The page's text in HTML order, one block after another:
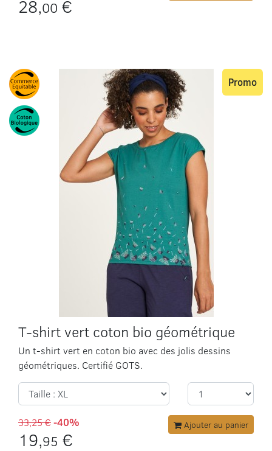
28,00 €
T-shirt vert coton bio géométrique
Un t-shirt vert en coton bio avec des jolis dessins
géométriques. Certifié GOTS.
Promo
33,25 €-40%
19,95 €
Ajouter au panier